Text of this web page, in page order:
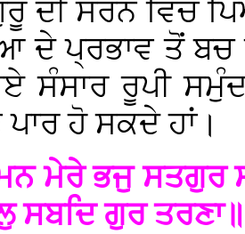
ਦੀ ਸਰਨ ਵਿੱਚ
ਦੇ ਪ੍ਰਭਾਵ ਤੋਂ ਬਚ
ਸੰਸਾਰ ਰੂਪੀ
ਹੋ ਸਕਦੇ ਹਾਂ।
ਮੇਰੇ ਭਜੁ ਸਤਗੁਰ
ਸਬਦਿ ਗੁਰ